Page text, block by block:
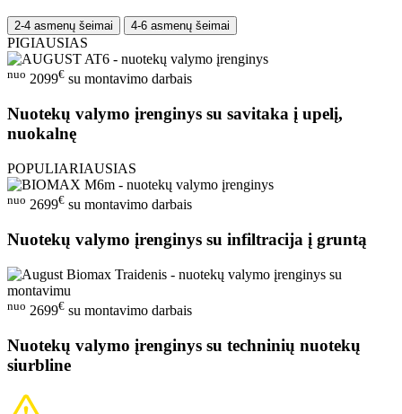
2-4 asmenų šeimai 4-6 asmenų šeimai
PIGIAUSIAS
nuo 2099€ su montavimo darbais
Nuotekų valymo įrenginys su savitaka į upelį,
nuokalnę
POPULIARIAUSIAS
nuo 2699€ su montavimo darbais
Nuotekų valymo įrenginys su infiltracija į gruntą
nuo 2699€ su montavimo darbais
Nuotekų valymo įrenginys su techninių nuotekų
siurbline